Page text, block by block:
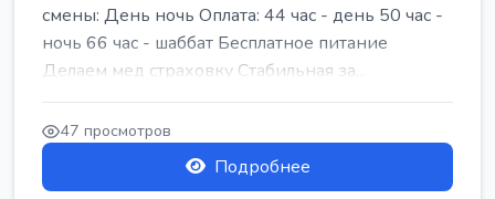
смены: День ночь Оплата: 44 час - день 50 час -
ночь 66 час - шаббат Бесплатное питание
Делаем мед страховку Стабильная за...
47 просмотров
Подробнее